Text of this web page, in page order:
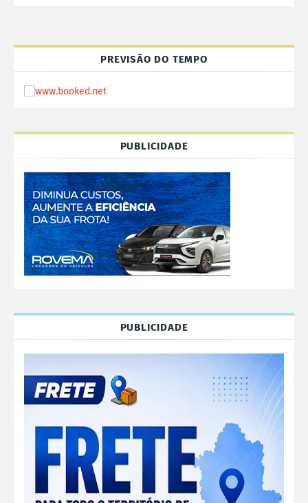
PREVISÃO DO TEMPO
PUBLICIDADE
PUBLICIDADE